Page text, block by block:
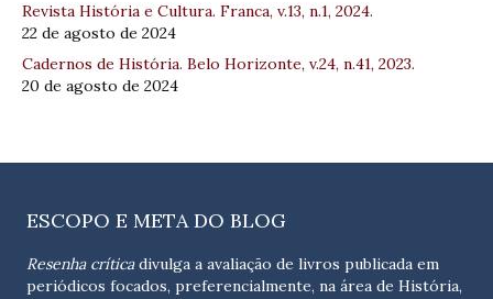
Revista História e Cultura. Franca, v.13, n.1, 2024.
22 de agosto de 2024
Cadernos de História. Belo Horizonte, v.24, n.41, 2023.
20 de agosto de 2024
ESCOPO E META DO BLOG
Resenha críticadivulga a avaliação de livros publicada em
periódicos focados, preferencialmente, na área de História,